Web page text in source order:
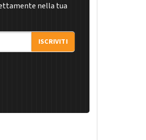
nella tua
ISCRIVITI